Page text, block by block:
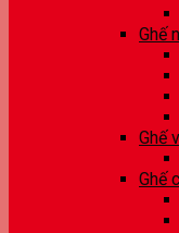
Ghế
Ghế
Ghế